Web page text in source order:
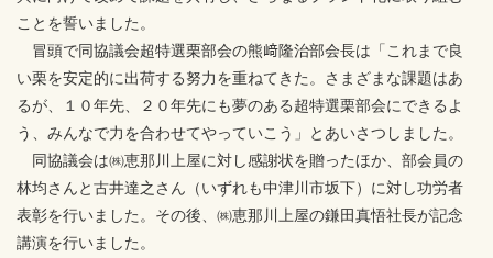
ことを誓いました。
冒頭で同協議会超特選栗部会の熊﨑隆治部会長は「これまで良
い栗を安定的に出荷する努力を重ねてきた。さまざまな課題はあ
るが、１０年先、２０年先にも夢のある超特選栗部会にできるよ
う、みんなで力を合わせてやっていこう」とあいさつしました。
同協議会は㈱恵那川上屋に対し感謝状を贈ったほか、部会員の
林均さんと古井達之さん（いずれも中津川市坂下）に対し功労者
表彰を行いました。その後、㈱恵那川上屋の鎌田真悟社長が記念
講演を行いました。